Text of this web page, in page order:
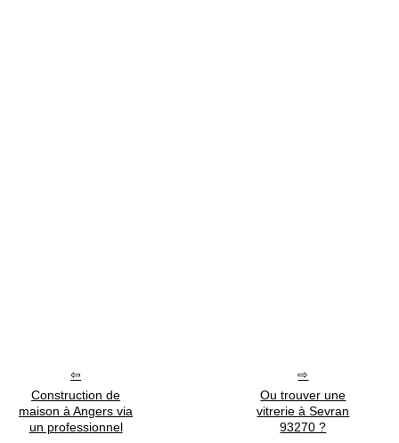
Construction de
maison à Angers via
un professionnel
Ou trouver une
vitrerie à Sevran
93270 ?